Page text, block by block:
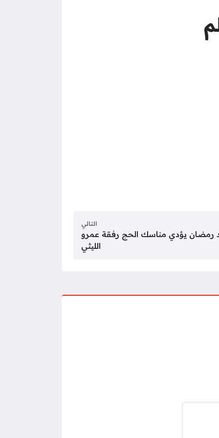
التالي
رمضان يؤدي مناسك الحج رفقة عمرو
الليثي